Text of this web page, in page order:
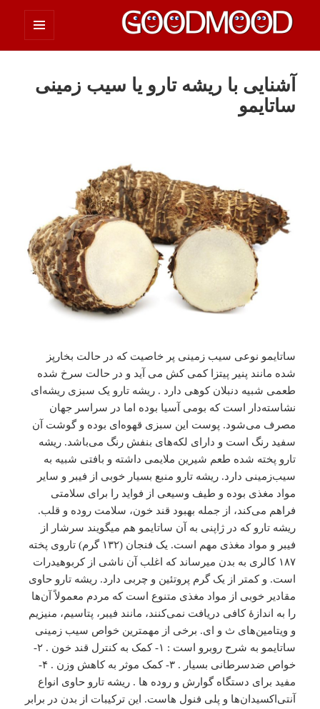
چیزای خووب مووب
آشنایی با ریشه تارو یا سیب زمینی
ساتایمو
ساتایمو نوعی سیب زمینی پر خاصیت که در حالت بخارپز
شده مانند پنیر پیتزا کمی کش می آید و در حالت سرخ شده
طعمی شبیه دنبلان کوهی دارد . ریشه تارو یک سبزی ریشه‌ای
نشاسته‌دار است که بومی آسیا بوده اما در سراسر جهان
مصرف می‌شود. پوست این سبزی قهوه‌ای بوده و گوشت آن
سفید رنگ است و دارای لکه‌های بنفش رنگ می‌باشد. ریشه
تارو پخته شده طعم شیرین ملایمی داشته و بافتی شبیه به
سیب‌زمینی دارد. ریشه تارو منبع بسیار خوبی از فیبر و سایر
مواد مغذی بوده و طیف وسیعی از فواید را برای سلامتی
فراهم می‌کند، از جمله بهبود قند خون، سلامت روده و قلب.
ریشه تارو که در ژاپنی به آن ساتایمو هم میگویند سرشار از
فیبر و مواد مغذی مهم است. یک فنجان (۱۳۲ گرم) تاروی پخته
۱۸۷ کالری به بدن میرساند که اغلب آن ناشی از کربوهیدرات
است. و کمتر از یک گرم پروتئین و چربی دارد. ریشه تارو حاوی
مقادیر خوبی از مواد مغذی متنوع است که مردم معمولاً آن‌ها
را به اندازۀ کافی دریافت نمی‌کنند، مانند فیبر، پتاسیم، منیزیم
و ویتامین‌های ث و ای. برخی از مهمترین خواص سیب زمینی
ساتایمو به شرح روبرو است : ۱- کمک به کنترل قند خون . ۲-
خواص ضدسرطانی بسیار . ۳- کمک موثر به کاهش وزن . ۴-
مفید برای دستگاه گوارش و روده ها . ریشه تارو حاوی انواع
آنتی‌اکسیدان‌ها و پلی فنول هاست. این ترکیبات از بدن در برابر